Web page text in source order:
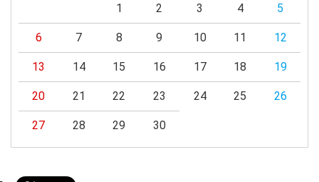
1 2 3 4 5
6 7 8 9 10 11 12
13 14 15 16 17 18 19
20 21 22 23 24 25 26
27 28 29 30